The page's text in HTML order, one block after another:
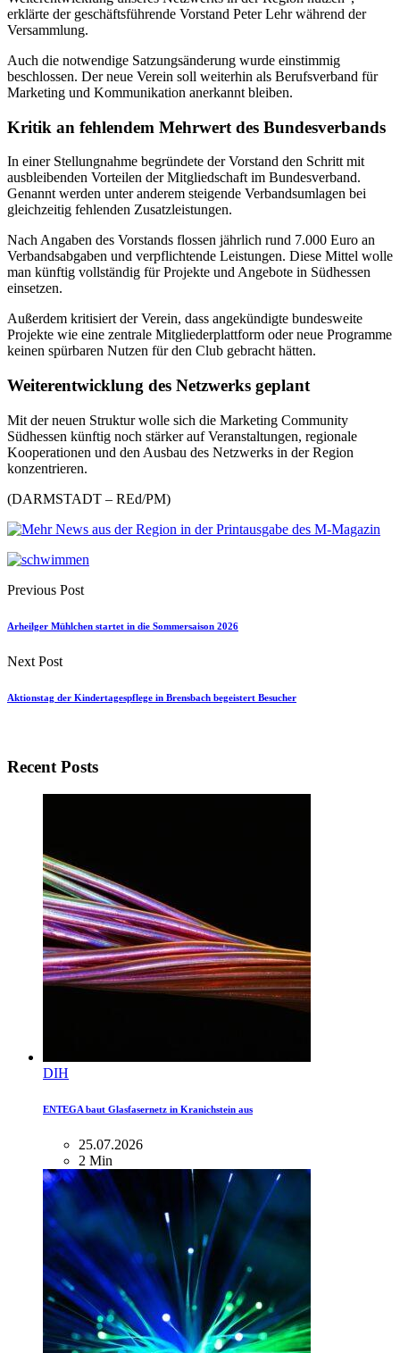
erklärte der geschäftsführende Vorstand Peter Lehr während der
Versammlung.
Auch die notwendige Satzungsänderung wurde einstimmig
beschlossen. Der neue Verein soll weiterhin als Berufsverband für
Marketing und Kommunikation anerkannt bleiben.
Kritik an fehlendem Mehrwert des Bundesverbands
In einer Stellungnahme begründete der Vorstand den Schritt mit
ausbleibenden Vorteilen der Mitgliedschaft im Bundesverband.
Genannt werden unter anderem steigende Verbandsumlagen bei
gleichzeitig fehlenden Zusatzleistungen.
Nach Angaben des Vorstands flossen jährlich rund 7.000 Euro an
Verbandsabgaben und verpflichtende Leistungen. Diese Mittel wolle
man künftig vollständig für Projekte und Angebote in Südhessen
einsetzen.
Außerdem kritisiert der Verein, dass angekündigte bundesweite
Projekte wie eine zentrale Mitgliederplattform oder neue Programme
keinen spürbaren Nutzen für den Club gebracht hätten.
Weiterentwicklung des Netzwerks geplant
Mit der neuen Struktur wolle sich die Marketing Community
Südhessen künftig noch stärker auf Veranstaltungen, regionale
Kooperationen und den Ausbau des Netzwerks in der Region
konzentrieren.
(DARMSTADT – REd/PM)
Previous Post
Arheilger Mühlchen startet in die Sommersaison 2026
Next Post
Aktionstag der Kindertagespflege in Brensbach begeistert Besucher
Recent Posts
DIH
ENTEGA baut Glasfasernetz in Kranichstein aus
25.07.2026
2 Min